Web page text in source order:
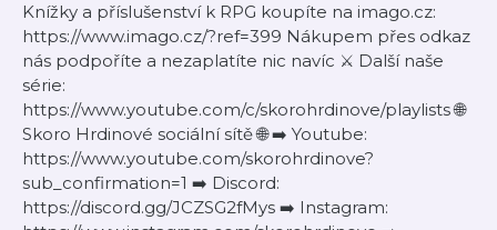
Knížky a příslušenství k RPG koupíte na imago.cz:
https://www.imago.cz/?ref=399 Nákupem přes odkaz
nás podpoříte a nezaplatíte nic navíc ⚔️ Další naše
série:
https://www.youtube.com/c/skorohrdinove/playlists 🌐
Skoro Hrdinové sociální sítě 🌐 ➡️ Youtube:
https://www.youtube.com/skorohrdinove?
sub_confirmation=1 ➡️ Discord:
https://discord.gg/JCZSG2fMys ➡️ Instagram: